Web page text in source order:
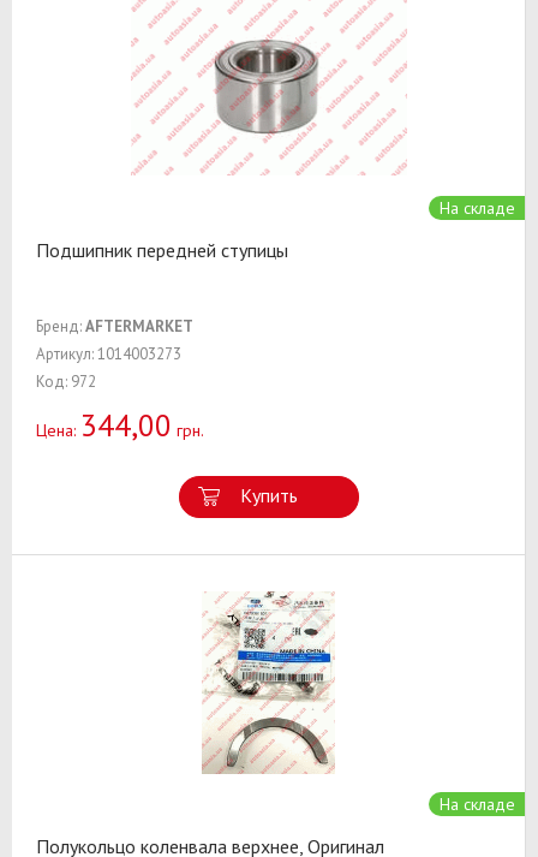
На складе
Подшипник передней ступицы
Бренд:AFTERMARKET
Артикул: 1014003273
Код: 972
Цена: 344,00 грн.
Купить
На складе
Полукольцо коленвала верхнее, Оригинал